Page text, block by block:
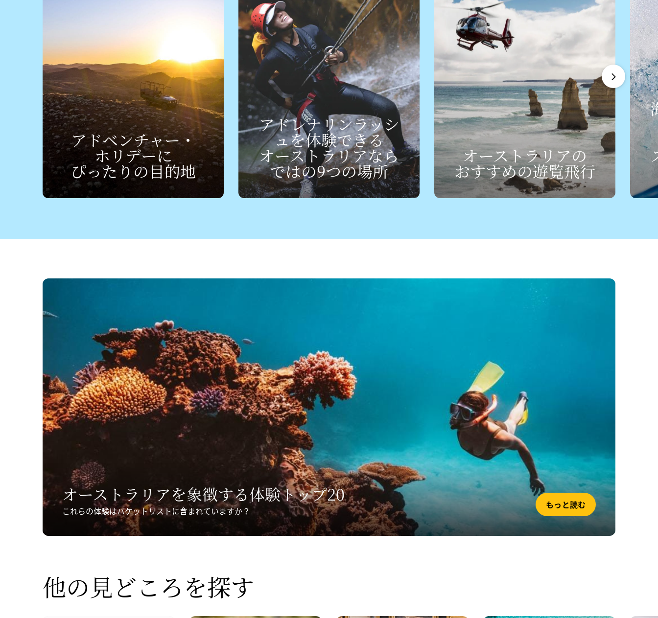
アドベンチャー・​​​
ホリ​デーに
ぴったりの​目的地
アドレナリンラッシ
ュを​体験できる
オーストラリアなら
ではの​9つの​場所
オーストラリアの
おすすめの​遊覧飛行
オーストラリアを​象徴する​体験トップ20
これらの体験はバケットリストに含まれていますか？
もっと読む
他の ​見どころを​探す